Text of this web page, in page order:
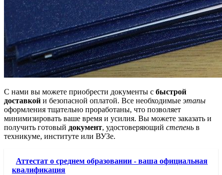
С нами вы можете приобрести документы с быстрой
доставкой и безопасной оплатой. Все необходимые этапы
оформления тщательно проработаны, что позволяет
минимизировать ваше время и усилия. Вы можете заказать и
получить готовый документ, удостоверяющий степень в
техникуме, институте или ВУЗе.
Аттестат о среднем образовании - ваша официальная
квалификация